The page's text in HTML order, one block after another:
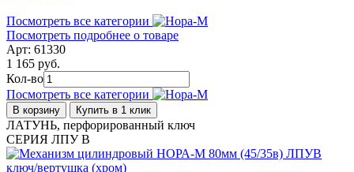
Посмотреть все категории
Посмотреть подробнее о товаре
Арт: 61330
1 165 руб.
Кол-во
Посмотреть все категории
В корзину Купить в 1 клик
ЛАТУНЬ, перфорированный ключ
СЕРИЯ ЛПУ В